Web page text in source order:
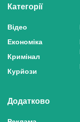
Категорії
Відео
Економіка
Кримінал
Курйози
Додатково